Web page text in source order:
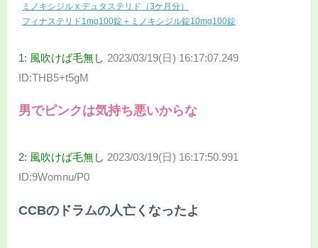
ミノキシジル x デュタステリド（3ケ月分）
フィナステリド1mg100錠＋ミノキシジル錠10mg100錠
1: 風吹けば毛無し 2023/03/19(日) 16:17:07.249
ID:THB5+t5gM
男でピンクは気持ち悪いからな
2: 風吹けば毛無し 2023/03/19(日) 16:17:50.991
ID:9Womnu/P0
CCBのドラムの人亡くなったよ